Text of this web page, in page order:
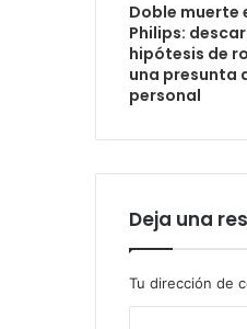
Doble muerte
Philips:
hipótesis de
una presunta
personal
Deja una
Tu dirección de